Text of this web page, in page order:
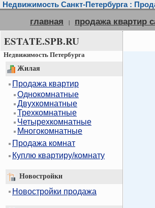
Недвижимость Санкт-Петербурга :
главная | продажа квартир
ESTATE.SPB.RU
Недвижимость Петербурга
Жилая
Продажа квартир
Однокомнатные
Двухкомнатные
Трехкомнатные
Четырехкомнатные
Многокомнатные
Продажа комнат
Куплю квартиру/комнату
Новостройки
Новостройки продажа